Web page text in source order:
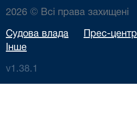
2026 © Всі права захищені
Судова влада Прес-центр
Інше
v1.38.1